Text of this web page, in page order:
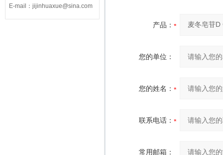
E-mail：jijinhuaxue@sina.com
产品：
您的单位：
您的姓名：
联系电话：
常用邮箱：